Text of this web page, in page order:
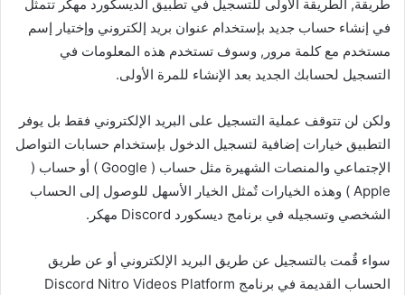
طريقة, الطريقة الأولى للتسجيل في تطبيق الديسكورد مهكر تتمثل
في إنشاء حساب جديد بإستخدام عنوان بريد إلكتروني وإختيار إسم
مستخدم مع كلمة مرور, وسوف تستخدم هذه المعلومات في
التسجيل لحسابك الجديد بعد الإنشاء للمرة الأولى.
ولكن لن تتوقف عملية التسجيل على البريد الإلكتروني فقط بل يوفر
التطبيق خيارات إضافية لتسجيل الدخول بإستخدام حسابات التواصل
الإجتماعي والمنصات الشهيرة مثل حساب ( Google ) أو حساب (
Apple ) وهذه الخيارات تٌمثل الخيار الأسهل للوصول إلى الحساب
الشخصي وتسجيله في برنامج ديسكورد Discord مهكر.
سواء قٌمت بالتسجيل عن طريق البريد الإلكتروني أو عن طريق
الحساب القديمة في برنامج Discord Nitro Videos Platform